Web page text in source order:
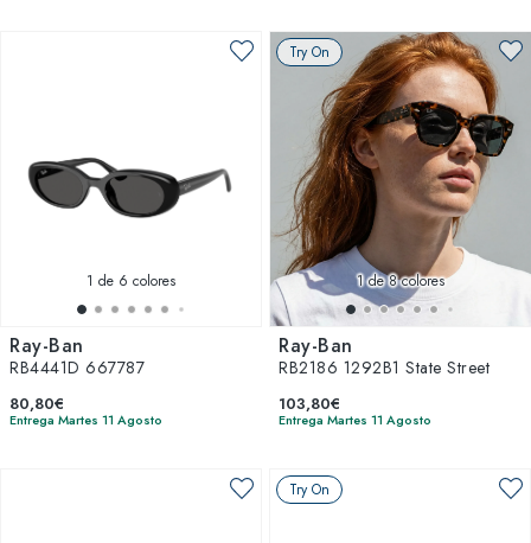
1 de 6 colores
Ray-Ban
RB4441D 667787
80,80€
Entrega Martes 11 Agosto
Try On
1de 8 colores
Ray-Ban
RB2186 1292B1 State Street
103,80€
Entrega Martes 11 Agosto
Try On